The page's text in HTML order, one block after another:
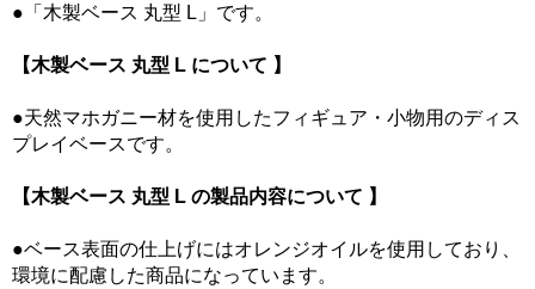
●「木製ベース 丸型 L」です。
【木製ベース 丸型 L について 】
●天然マホガニー材を使用したフィギュア・小物用のディス
プレイベースです。
【木製ベース 丸型 L の製品内容について 】
●ベース表面の仕上げにはオレンジオイルを使用しており、
環境に配慮した商品になっています。